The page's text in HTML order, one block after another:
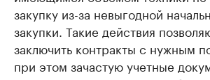
закупку из-за невыгодной
закупки. Такие действия
заключить контракты с нужным
при этом зачастую учетные